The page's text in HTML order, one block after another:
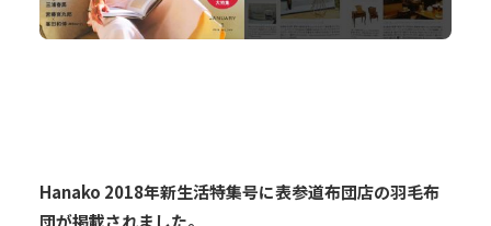
Hanako 2018年新生活特集号に表参道布団店の羽毛布
団が掲載されました。